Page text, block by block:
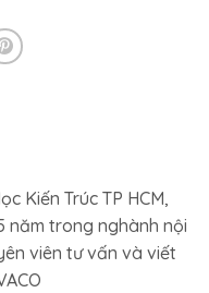
Kiến Trúc TP HCM,
năm trong nghành nội
viên tư vấn và viết